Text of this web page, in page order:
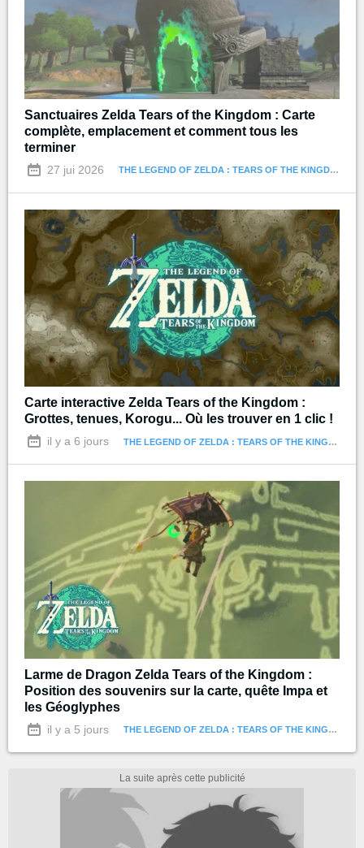
Sanctuaires Zelda Tears of the Kingdom : Carte
complète, emplacement et comment tous les
terminer
27 jui 2026 THE LEGEND OF ZELDA : TEARS OF THE KINGDOM
Carte interactive Zelda Tears of the Kingdom :
Grottes, tenues, Korogu... Où les trouver en 1 clic !
il y a 6 jours THE LEGEND OF ZELDA : TEARS OF THE KINGDOM
Larme de Dragon Zelda Tears of the Kingdom :
Position des souvenirs sur la carte, quête Impa et
les Géoglyphes
il y a 5 jours THE LEGEND OF ZELDA : TEARS OF THE KINGDOM